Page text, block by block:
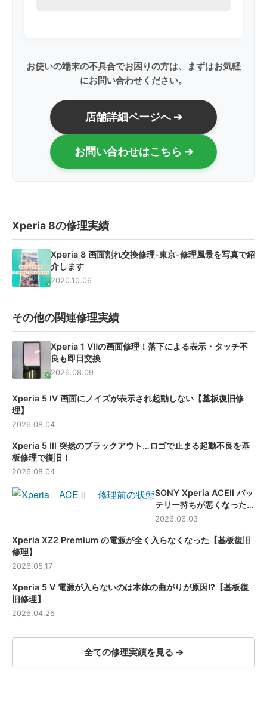
お使いの端末の不具合でお困りの方は、まずはお気軽
にお問い合わせください。
店舗詳細ページへ ➔
お問い合わせはこちら ➔
Xperia 8の修理実績
Xperia 8 画面割れ交換修理-東京-修理風景を写真で紹
介します
2020.10.06
その他の関連修理実績
Xperia 1 Ⅶの画面修理！落下による表示・タッチ不
良も即日交換
2026.08.09
Xperia 5 Ⅳ 画面にノイズが表示され起動しない【基板復旧修
理】
2026.08.04
Xperia 5 Ⅲ 突然のブラックアウト…ロゴで止まる起動不良を基
板修理で復旧！
2026.08.04
SONY Xperia ACEⅡ バッ
テリー持ちが悪くなった端
末のバッテリー交換修理
2026.06.03
Xperia XZ2 Premium の電源が全く入らなくなった【基板復旧
修理】
2026.05.17
Xperia 5 Ⅴ 電源が入らないのは本体の曲がりが原因!?【基板復
旧修理】
2026.04.26
全ての修理実績を見る ➔